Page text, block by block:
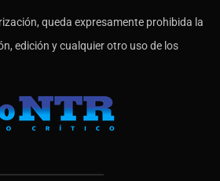
queda expresamente prohibida la
edición y cualquier otro uso de los